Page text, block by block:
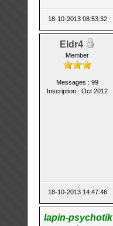
18-10-2013 08:53:32
Eldr4
Member
Messages : 99
Inscription : Oct 2012
18-10-2013 14:47:46
lapin-psychotik